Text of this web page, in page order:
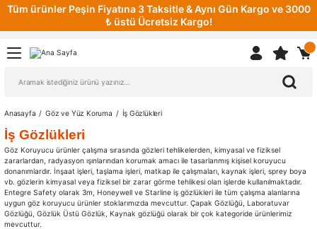
Tüm ürünler Peşin Fiyatına 3 Taksitle & Aynı Gün Kargo ve 3000
₺ üstü Ücretsiz Kargo!
Anasayfa Göz ve Yüz Koruma İş Gözlükleri
İş Gözlükleri
Göz Koruyucu ürünler çalışma sırasında gözleri tehlikelerden, kimyasal ve fiziksel
zararlardan, radyasyon ışınlarından korumak amacı ile tasarlanmış kişisel koruyucu
donanımlardır. İnşaat işleri, taşlama işleri, matkap ile çalışmaları, kaynak işleri, sprey boya
vb. gözlerin kimyasal veya fiziksel bir zarar görme tehlikesi olan işlerde kullanılmaktadır.
Entegre Safety olarak 3m, Honeywell ve Starline iş gözlükleri ile tüm çalışma alanlarına
uygun göz koruyucu ürünler stoklarımızda mevcuttur. Çapak Gözlüğü, Laboratuvar
Gözlüğü, Gözlük Üstü Gözlük, Kaynak gözlüğü olarak bir çok kategoride ürünlerimiz
mevcuttur.